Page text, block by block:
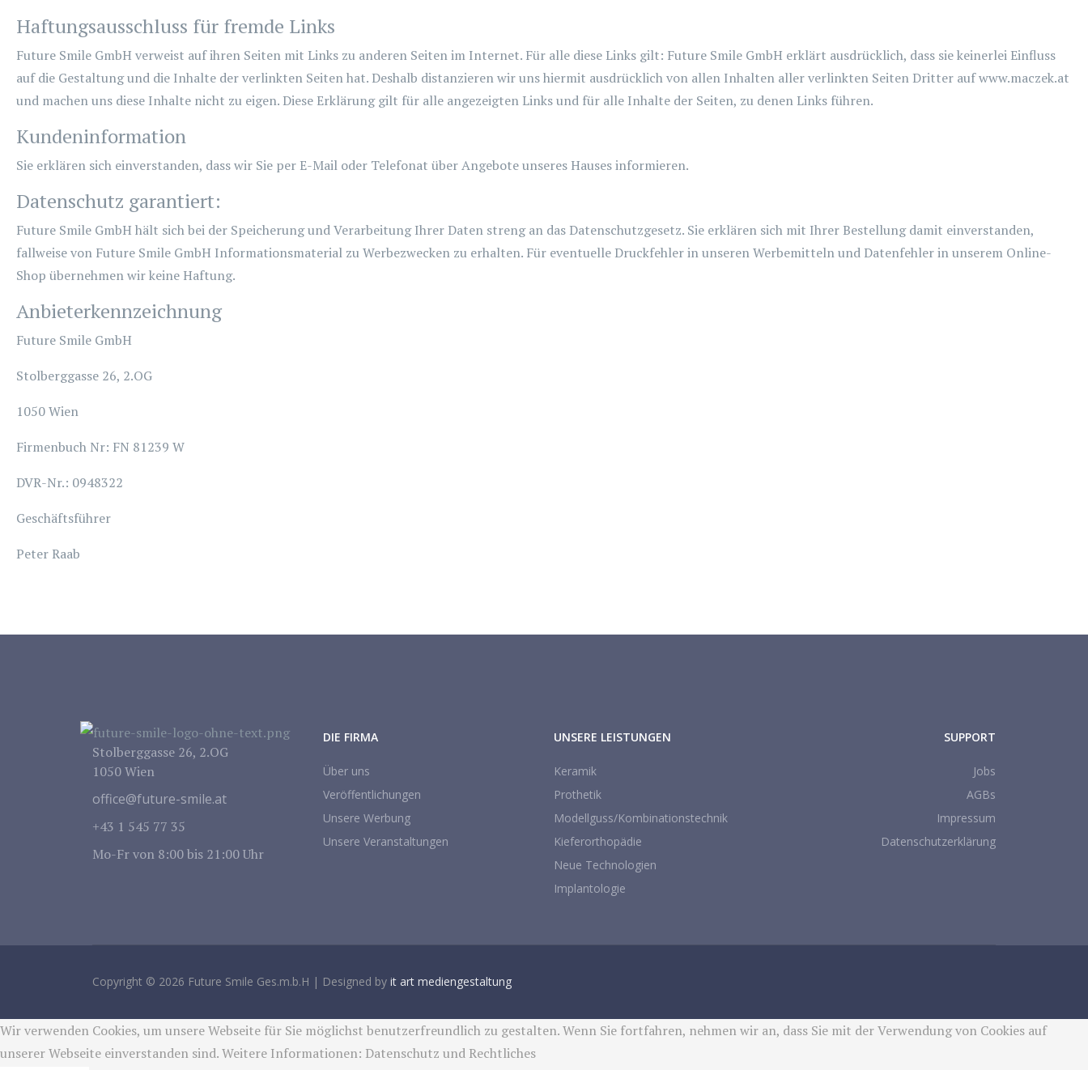
Haftungsausschluss für fremde Links
Future Smile GmbH verweist auf ihren Seiten mit Links zu anderen Seiten im Internet. Für alle diese Links gilt: Future Smile GmbH erklärt ausdrücklich, dass sie keinerlei Einfluss
auf die Gestaltung und die Inhalte der verlinkten Seiten hat. Deshalb distanzieren wir uns hiermit ausdrücklich von allen Inhalten aller verlinkten Seiten Dritter auf www.maczek.at
und machen uns diese Inhalte nicht zu eigen. Diese Erklärung gilt für alle angezeigten Links und für alle Inhalte der Seiten, zu denen Links führen.
Kundeninformation
Sie erklären sich einverstanden, dass wir Sie per E-Mail oder Telefonat über Angebote unseres Hauses informieren.
Datenschutz garantiert:
Future Smile GmbH hält sich bei der Speicherung und Verarbeitung Ihrer Daten streng an das Datenschutzgesetz. Sie erklären sich mit Ihrer Bestellung damit einverstanden,
fallweise von Future Smile GmbH Informationsmaterial zu Werbezwecken zu erhalten. Für eventuelle Druckfehler in unseren Werbemitteln und Datenfehler in unserem Online-
Shop übernehmen wir keine Haftung.
Anbieterkennzeichnung
Future Smile GmbH
Stolberggasse 26, 2.OG
1050 Wien
Firmenbuch Nr: FN 81239 W
DVR-Nr.: 0948322
Geschäftsführer
Peter Raab
Stolberggasse 26, 2.OG
1050 Wien
office@future-smile.at
+43 1 545 77 35
Mo-Fr von 8:00 bis 21:00 Uhr
DIE FIRMA
Über uns
Veröffentlichungen
Unsere Werbung
Unsere Veranstaltungen
UNSERE LEISTUNGEN
Keramik
Prothetik
Modellguss/Kombinationstechnik
Kieferorthopädie
Neue Technologien
Implantologie
SUPPORT
Jobs
AGBs
Impressum
Datenschutzerklärung
Copyright © 2026 Future Smile Ges.m.b.H | Designed by it art mediengestaltung
Wir verwenden Cookies, um unsere Webseite für Sie möglichst benutzerfreundlich zu gestalten. Wenn Sie fortfahren, nehmen wir an, dass Sie mit der Verwendung von Cookies auf
unserer Webseite einverstanden sind. Weitere Informationen: Datenschutz und Rechtliches